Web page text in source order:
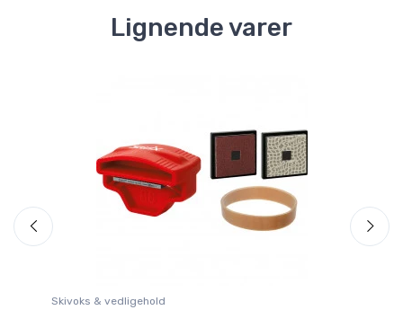
Lignende varer
Skivoks & vedligehold